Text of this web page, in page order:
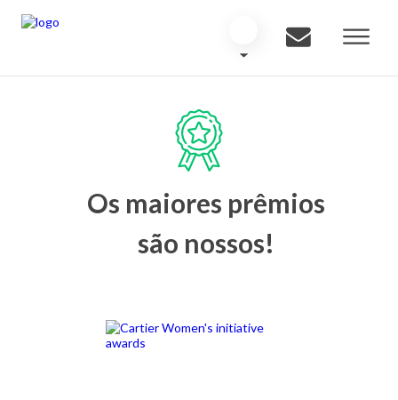
Os maiores prêmios
são nossos!